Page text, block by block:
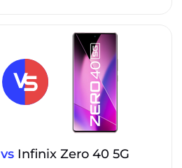
vs Infinix Zero 40 5G